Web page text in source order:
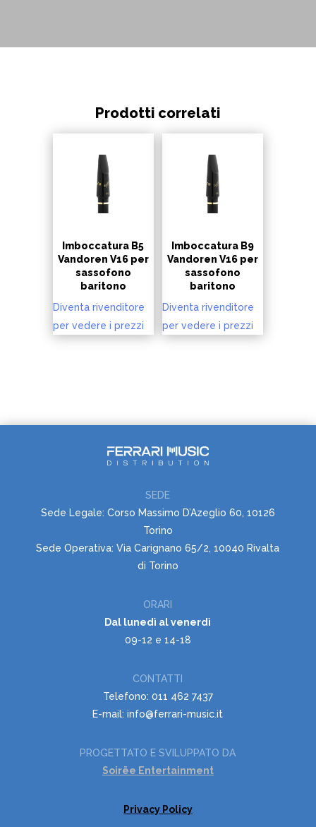
Prodotti correlati
Imboccatura B5
Vandoren V16 per
sassofono
baritono
Diventa rivenditore
per vedere i prezzi
Imboccatura B9
Vandoren V16 per
sassofono
baritono
Diventa rivenditore
per vedere i prezzi
SEDE
Sede Legale: Corso Massimo D’Azeglio 60, 10126
Torino
Sede Operativa: Via Carignano 65/2, 10040 Rivalta
di Torino
ORARI
Dal lunedì al venerdì
09-12 e 14-18
CONTATTI
Telefono: 011 462 7437
E-mail: info@ferrari-music.it
PROGETTATO E SVILUPPATO DA
Soirëe Entertainment
Privacy Policy